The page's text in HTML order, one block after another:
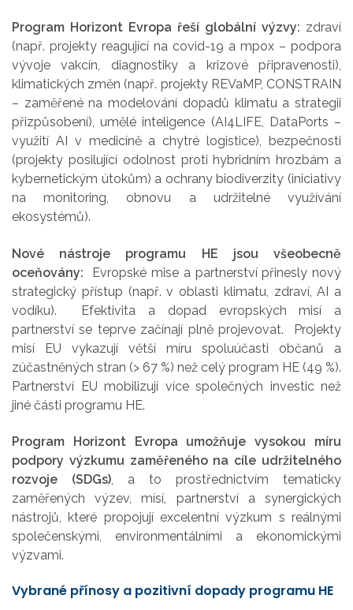
Program Horizont Evropa řeší globální výzvy: zdraví
(např. projekty reagující na covid-19 a mpox – podpora
vývoje vakcín, diagnostiky a krizové připravenosti),
klimatických změn (např. projekty REVaMP, CONSTRAIN
– zaměřené na modelování dopadů klimatu a strategii
přizpůsobení), umělé inteligence (AI4LIFE, DataPorts –
využití AI v medicíně a chytré logistice), bezpečnosti
(projekty posilující odolnost proti hybridním hrozbám a
kybernetickým útokům) a ochrany biodiverzity (iniciativy
na monitoring, obnovu a udržitelné využívání
ekosystémů).
Nové nástroje programu HE jsou všeobecně
oceňovány:
Evropské mise a partnerství přinesly nový
strategický přístup (např. v oblasti klimatu, zdraví, AI a
vodíku). Efektivita a dopad evropských misí a
partnerství se teprve začínají plně projevovat. Projekty
misí EU vykazují větší míru spoluúčasti občanů a
zúčastněných stran (> 67 %) než celý program HE (49 %).
Partnerství EU mobilizují více společných investic než
jiné části programu HE.
Program Horizont Evropa umožňuje vysokou míru
podpory výzkumu zaměřeného na cíle udržitelného
rozvoje (SDGs), a to prostřednictvím tematicky
zaměřených výzev, mísí, partnerství a synergických
nástrojů, které propojují excelentní výzkum s reálnými
společenskými, environmentálními a ekonomickými
výzvami.
Vybrané přínosy a pozitivní dopady programu HE